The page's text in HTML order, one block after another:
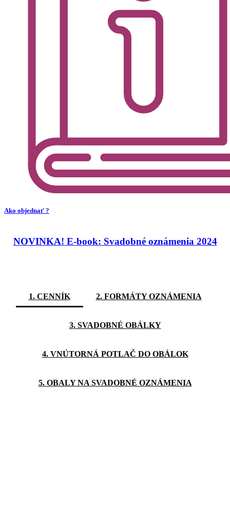
Ako objednať ?
NOVINKA! E-book: Svadobné oznámenia 2024
1. CENNÍK 2. FORMÁTY OZNÁMENIA
3. SVADOBNÉ OBÁLKY
4. VNÚTORNÁ POTLAČ DO OBÁLOK
5. OBALY NA SVADOBNÉ OZNÁMENIA